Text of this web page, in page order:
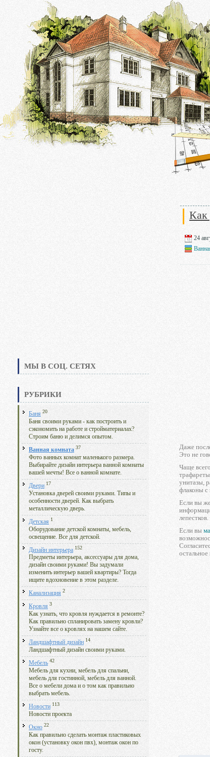
МЫ В СОЦ. СЕТЯХ
РУБРИКИ
Баня 20
Баня своими руками - как построить и
сэкономить на работе и стройматериалах?
Строим баню и делимся опытом.
Ванная комната 37
Фото ванных комнат маленького размера.
Выбирайте дизайн интерьера ванной комнаты
вашей мечты! Все о ванной комнате.
Двери 17
Установка дверей своими руками. Типы и
особенности дверей. Как выбрать
металлическую дверь.
Детская 1
Оборудование детской комнаты, мебель,
освещение. Все для детской.
Дизайн интерьера 152
Предметы интерьера, аксессуары для дома,
дизайн своими руками! Вы задумали
изменить интерьер вашей квартиры? Тогда
ищите вдохновение в этом разделе.
Канализация 2
Кровля 3
Как узнать, что кровля нуждается в ремонте?
Как правильно спланировать замену кровли?
Узнайте все о кровлях на нашем сайте.
Ландшафтный дизайн 14
Ландшафтный дизайн своими руками.
Мебель 42
Мебель для кухни, мебель для спальни,
мебель для гостинной, мебель для ванной.
Все о мебели дома и о том как правильно
выбрать мебель.
Новости 113
Новости проекта
Окно 22
Как правильно сделать монтаж пластиковых
окон (установку окон пвх), монтаж окон по
госту.
Как
24
Даже
Это не
Чаще
унитазы,
флаконы с
Если вы
Если вы